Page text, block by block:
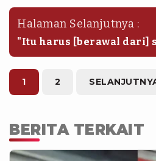
Halaman Selanjutnya :
"Itu harus [berawal dari]
dari pimpinan, kepala
katanya.
1 2
BERITA TERKAIT